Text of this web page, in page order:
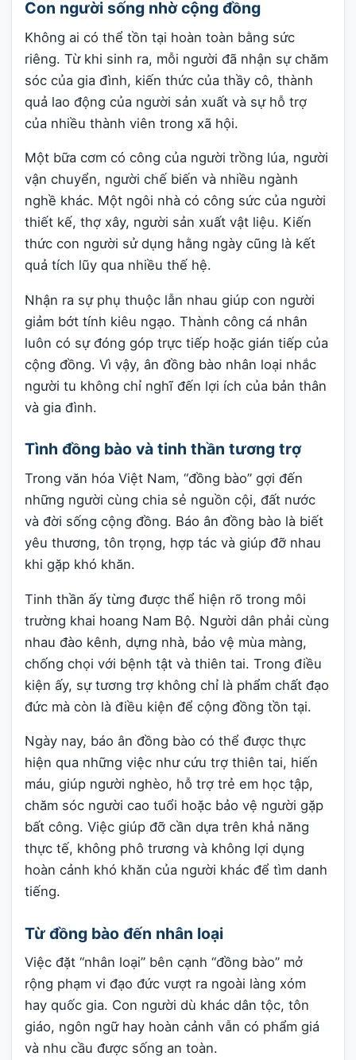
Con người sống nhờ cộng đồng
Không ai có thể tồn tại hoàn toàn bằng sức
riêng. Từ khi sinh ra, mỗi người đã nhận sự chăm
sóc của gia đình, kiến thức của thầy cô, thành
quả lao động của người sản xuất và sự hỗ trợ
của nhiều thành viên trong xã hội.
Một bữa cơm có công của người trồng lúa, người
vận chuyển, người chế biến và nhiều ngành
nghề khác. Một ngôi nhà có công sức của người
thiết kế, thợ xây, người sản xuất vật liệu. Kiến
thức con người sử dụng hằng ngày cũng là kết
quả tích lũy qua nhiều thế hệ.
Nhận ra sự phụ thuộc lẫn nhau giúp con người
giảm bớt tính kiêu ngạo. Thành công cá nhân
luôn có sự đóng góp trực tiếp hoặc gián tiếp của
cộng đồng. Vì vậy, ân đồng bào nhân loại nhắc
người tu không chỉ nghĩ đến lợi ích của bản thân
và gia đình.
Tình đồng bào và tinh thần tương trợ
Trong văn hóa Việt Nam, “đồng bào” gợi đến
những người cùng chia sẻ nguồn cội, đất nước
và đời sống cộng đồng. Báo ân đồng bào là biết
yêu thương, tôn trọng, hợp tác và giúp đỡ nhau
khi gặp khó khăn.
Tinh thần ấy từng được thể hiện rõ trong môi
trường khai hoang Nam Bộ. Người dân phải cùng
nhau đào kênh, dựng nhà, bảo vệ mùa màng,
chống chọi với bệnh tật và thiên tai. Trong điều
kiện ấy, sự tương trợ không chỉ là phẩm chất đạo
đức mà còn là điều kiện để cộng đồng tồn tại.
Ngày nay, báo ân đồng bào có thể được thực
hiện qua những việc như cứu trợ thiên tai, hiến
máu, giúp người nghèo, hỗ trợ trẻ em học tập,
chăm sóc người cao tuổi hoặc bảo vệ người gặp
bất công. Việc giúp đỡ cần dựa trên khả năng
thực tế, không phô trương và không lợi dụng
hoàn cảnh khó khăn của người khác để tìm danh
tiếng.
Từ đồng bào đến nhân loại
Việc đặt “nhân loại” bên cạnh “đồng bào” mở
rộng phạm vi đạo đức vượt ra ngoài làng xóm
hay quốc gia. Con người dù khác dân tộc, tôn
giáo, ngôn ngữ hay hoàn cảnh vẫn có phẩm giá
và nhu cầu được sống an toàn.